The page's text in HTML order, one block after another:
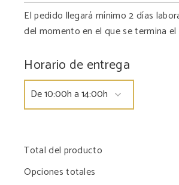
El pedido llegará mínimo 2 días
del momento en el que se termina
Horario de entrega
Total del producto
Opciones totales